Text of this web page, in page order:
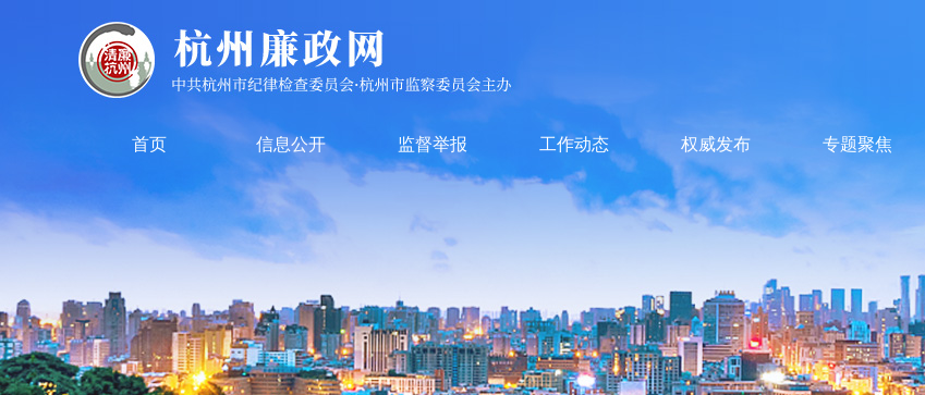
首页 信息公开 监督举报 工作动态 权威发布 专题聚焦